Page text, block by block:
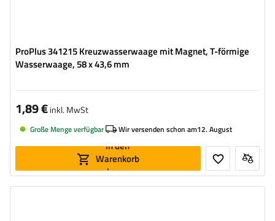
ProPlus 341215 Kreuzwasserwaage mit Magnet, T-förmige
Wasserwaage, 58 x 43,6 mm
1,89 €inkl. MwSt
Große Menge verfügbar Wir versenden schon am12. August
In den
Warenkorb
legen